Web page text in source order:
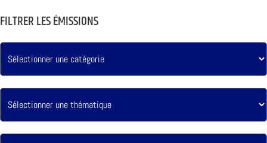
FILTRER LES ÉMISSIONS